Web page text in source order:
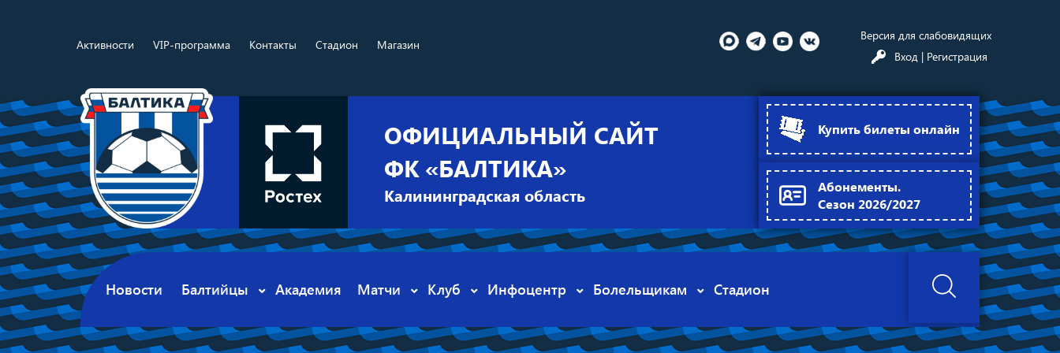
Активности VIP-программа Контакты Стадион Магазин
Версия для слабовидящих
Вход | Регистрация
ОФИЦИАЛЬНЫЙ САЙТ
ФК «БАЛТИКА»
Калининградская область
Купить билеты онлайн
Абонементы.
Сезон 2026/2027
Новости Балтийцы Академия Матчи Клуб Инфоцентр Болельщикам Стадион